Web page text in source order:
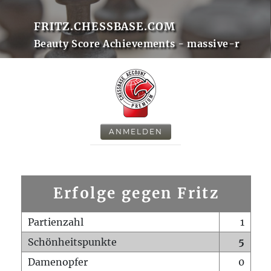
FRITZ.CHESSBASE.COM
Beauty Score Achievements - massive-r
ANMELDEN
Erfolge gegen Fritz
Partienzahl
1
Schönheitspunkte
5
Damenopfer
0